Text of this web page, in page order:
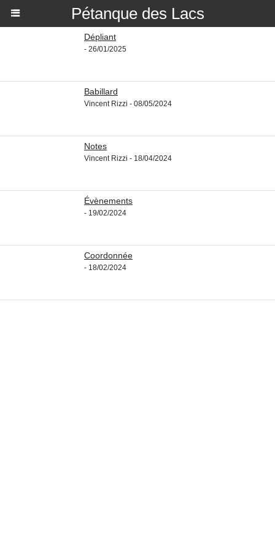
Pétanque des Lacs
Dépliant
- 26/01/2025
Babillard
Vincent Rizzi - 08/05/2024
Notes
Vincent Rizzi - 18/04/2024
Évènements
- 19/02/2024
Coordonnée
- 18/02/2024